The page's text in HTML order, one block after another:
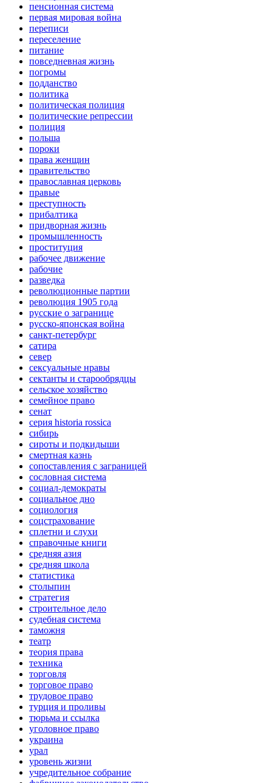
пенсионная система
первая мировая война
переписи
переселение
питание
повседневная жизнь
погромы
подданство
политика
политическая полиция
политические репрессии
полиция
польша
пороки
права женщин
правительство
православная церковь
правые
преступность
прибалтика
придворная жизнь
промышленность
проституция
рабочее движение
рабочие
разведка
революционные партии
революция 1905 года
русские о загранице
русско-японская война
санкт-петербург
сатира
север
сексуальные нравы
сектанты и старообрядцы
сельское хозяйство
семейное право
сенат
серия historia rossica
сибирь
сироты и подкидыши
смертная казнь
сопоставления с заграницей
сословная система
социал-демократы
социальное дно
социология
соцстрахование
сплетни и слухи
справочные книги
средняя азия
средняя школа
статистика
столыпин
стратегия
строительное дело
судебная система
таможня
театр
теория права
техника
торговля
торговое право
трудовое право
турция и проливы
тюрьма и ссылка
уголовное право
украина
урал
уровень жизни
учредительное собрание